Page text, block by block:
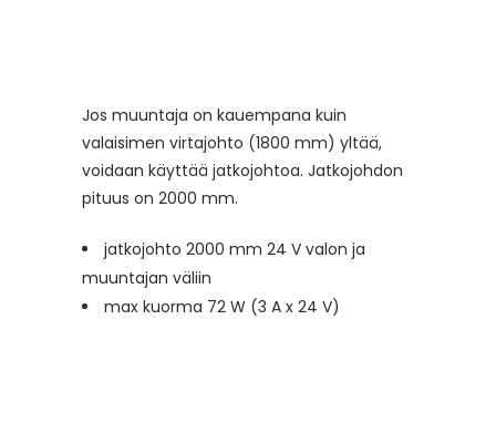
Jos muuntaja on kauempana kuin
valaisimen virtajohto (1800 mm) yltää,
voidaan käyttää jatkojohtoa. Jatkojohdon
pituus on 2000 mm.
jatkojohto 2000 mm 24 V valon ja
muuntajan väliin
max kuorma 72 W (3 A x 24 V)